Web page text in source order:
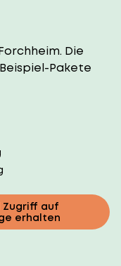
Die
Pakete
Zugriff auf
erhalten